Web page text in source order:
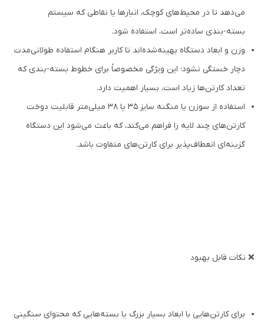
می‌دهد تا در محیط‌های کوچک، انبارها یا نقاطی که سیستم
بسته‑بندی ساده‌تر است، استفاده شود.
وزن و ابعاد دستگاه بهینه‌شده‌اند تا کاربر هنگام استفاده طولانی‌مدت
دچار خستگی نشود؛ این ویژگی مخصوصاً برای خطوط بسته‑بندی که
تعداد کارتن‌ها زیاد است، بسیار اهمیت دارد.
استفاده از سوزن یا منگنه سایز ۳۵ یا ۳۸ میلی‌متر قابلیت دوخت
کارتن‌های چند لایه را فراهم می‌کند، که باعث می‌شود این دستگاه
گزینه‌ای انعطاف‌پذیر برای کارتن‌های متفاوت باشد.
❌ نکات قابل بهبود
برای کارتن‌هایی با ابعاد بسیار بزرگ یا بسته‌هایی که محتوای سنگینی